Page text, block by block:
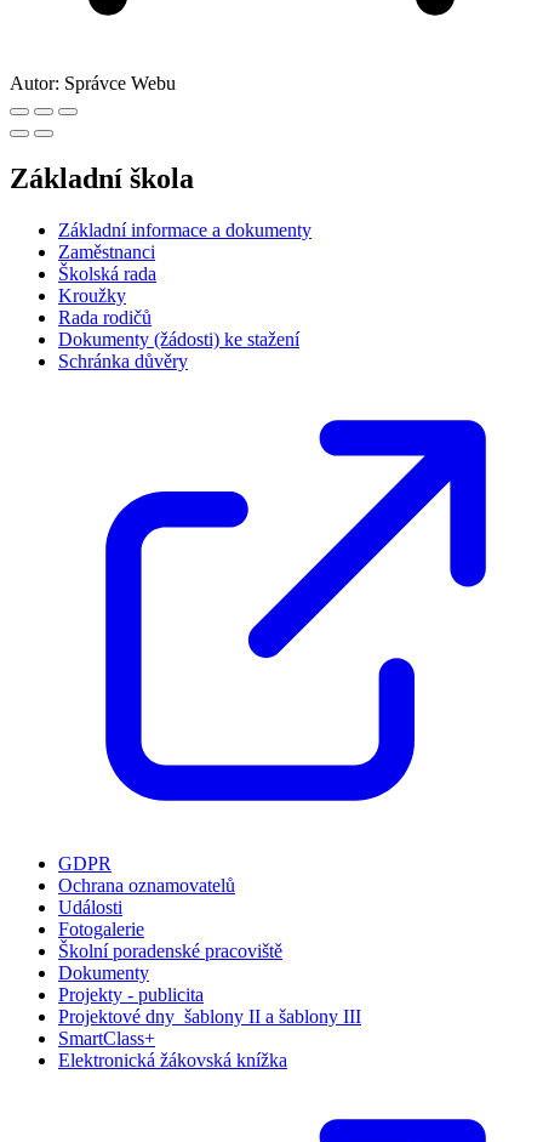
Autor: Správce Webu
Základní škola
Základní informace a dokumenty
Zaměstnanci
Školská rada
Kroužky
Rada rodičů
Dokumenty (žádosti) ke stažení
Schránka důvěry
GDPR
Ochrana oznamovatelů
Události
Fotogalerie
Školní poradenské pracoviště
Dokumenty
Projekty - publicita
Projektové dny_šablony II a šablony III
SmartClass+
Elektronická žákovská knížka